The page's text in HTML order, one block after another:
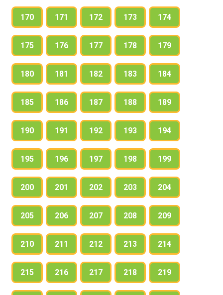
170 171 172 173 174
175 176 177 178 179
180 181 182 183 184
185 186 187 188 189
190 191 192 193 194
195 196 197 198 199
200 201 202 203 204
205 206 207 208 209
210 211 212 213 214
215 216 217 218 219